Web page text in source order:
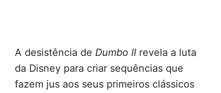
A desistência de Dumbo II revela a luta
da Disney para criar sequências que
fazem jus aos seus primeiros clássicos